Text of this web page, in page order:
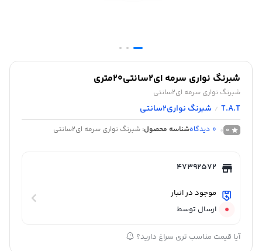
شبرنگ نواری سرمه ای2سانتی20متری
شبرنگ نواری سرمه ای2سانتی
T.A.T
/ شبرنگ نواری2سانتی
0
0 دیدگاهشناسه محصول: شبرنگ نواری سرمه ای2سانتی
47392572
موجود در انبار
ارسال توسط
آیا قیمت مناسب تری سراغ دارید؟